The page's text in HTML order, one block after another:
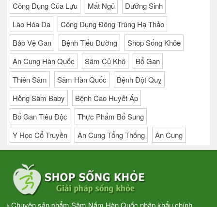
Công Dụng Của Lựu
Mất Ngủ
Dưỡng Sinh
Lão Hóa Da
Công Dụng Đông Trùng Hạ Thảo
Bảo Vệ Gan
Bệnh Tiểu Đường
Shop Sống Khỏe
An Cung Hàn Quốc
Sâm Củ Khô
Bổ Gan
Thiên Sâm
Sâm Hàn Quốc
Bệnh Đột Quỵ
Hồng Sâm Baby
Bệnh Cao Huyết Áp
Bổ Gan Tiêu Độc
Thực Phẩm Bổ Sung
Y Học Cổ Truyền
An Cung Tổng Thống An Cung
Chuyên sản phẩm Sâm Nấm Hàn Quốc nhập khẩu chính